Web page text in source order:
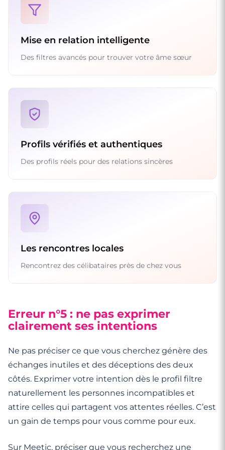
Mise en relation intelligente
Des filtres avancés pour trouver votre âme sœur
Profils vérifiés et authentiques
Des profils réels pour des relations sincères
Les rencontres locales
Rencontrez des célibataires près de chez vous
Erreur n°5 : ne pas exprimer
clairement ses intentions
Ne pas préciser ce que vous cherchez génère des
échanges inutiles et des déceptions des deux
côtés. Exprimer votre intention dès le profil filtre
naturellement les personnes incompatibles et
attire celles qui partagent vos attentes réelles. C’est
un gain de temps pour vous comme pour eux.
Sur Meetic, préciser que vous recherchez une